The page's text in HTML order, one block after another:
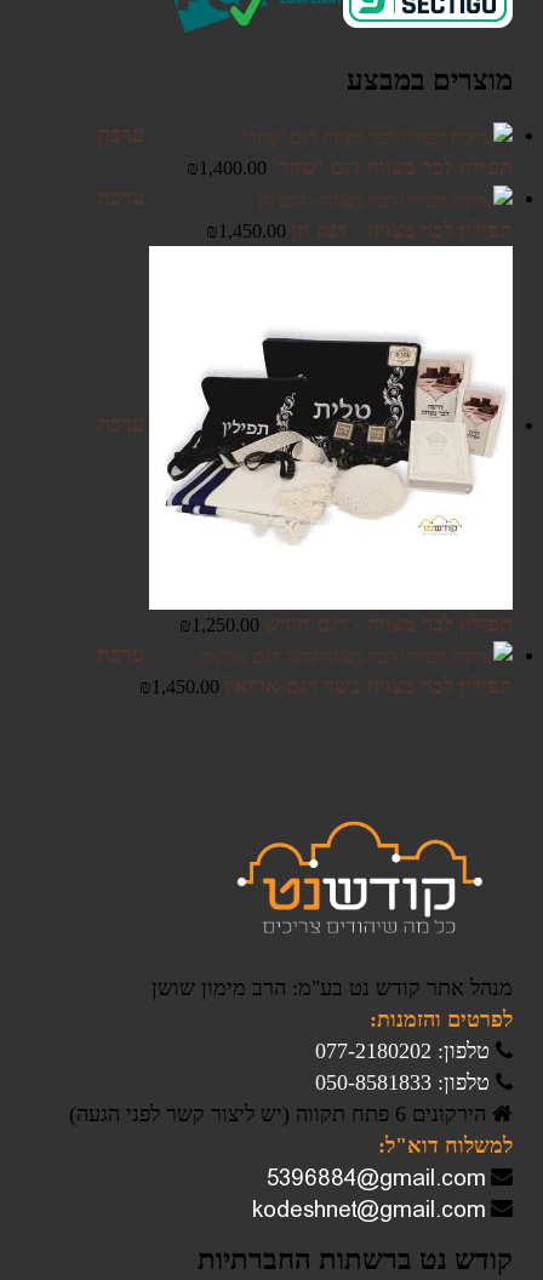
מוצרים במבצע
ערכת
תפילין לבר מצווה דגם 'שחר'
₪1,400.00
ערכת
תפילין לבר מצווה - דגם חן
₪1,450.00
ערכת
תפילין לבר מצווה - דגם חורש ₪1,250.00
ערכת
תפילין לבר מצווה כשר דגם אריאל
₪1,450.00
מנהל אתר קודש נט בע"מ: הרב מימון שושן
לפרטים והזמנות:
טלפון: 077-2180202
טלפון: 050-8581833
הירקונים 6 פתח תקווה (יש ליצור קשר לפני הגעה)
למשלוח דוא"ל:
קודש נט ברשתות החברתיות